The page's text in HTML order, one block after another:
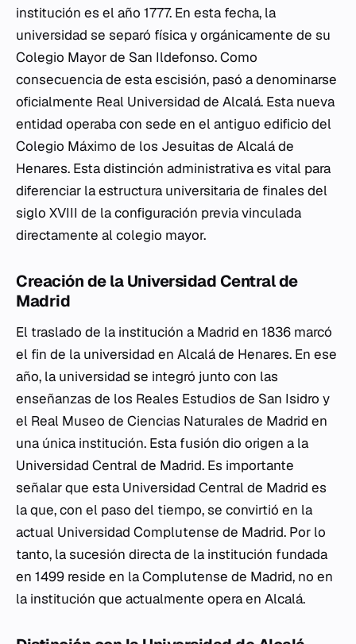
institución es el año 1777. En esta fecha, la
universidad se separó física y orgánicamente de su
Colegio Mayor de San Ildefonso. Como
consecuencia de esta escisión, pasó a denominarse
oficialmente Real Universidad de Alcalá. Esta nueva
entidad operaba con sede en el antiguo edificio del
Colegio Máximo de los Jesuitas de Alcalá de
Henares. Esta distinción administrativa es vital para
diferenciar la estructura universitaria de finales del
siglo XVIII de la configuración previa vinculada
directamente al colegio mayor.
Creación de la Universidad Central de
Madrid
El traslado de la institución a Madrid en 1836 marcó
el fin de la universidad en Alcalá de Henares. En ese
año, la universidad se integró junto con las
enseñanzas de los Reales Estudios de San Isidro y
el Real Museo de Ciencias Naturales de Madrid en
una única institución. Esta fusión dio origen a la
Universidad Central de Madrid. Es importante
señalar que esta Universidad Central de Madrid es
la que, con el paso del tiempo, se convirtió en la
actual Universidad Complutense de Madrid. Por lo
tanto, la sucesión directa de la institución fundada
en 1499 reside en la Complutense de Madrid, no en
la institución que actualmente opera en Alcalá.